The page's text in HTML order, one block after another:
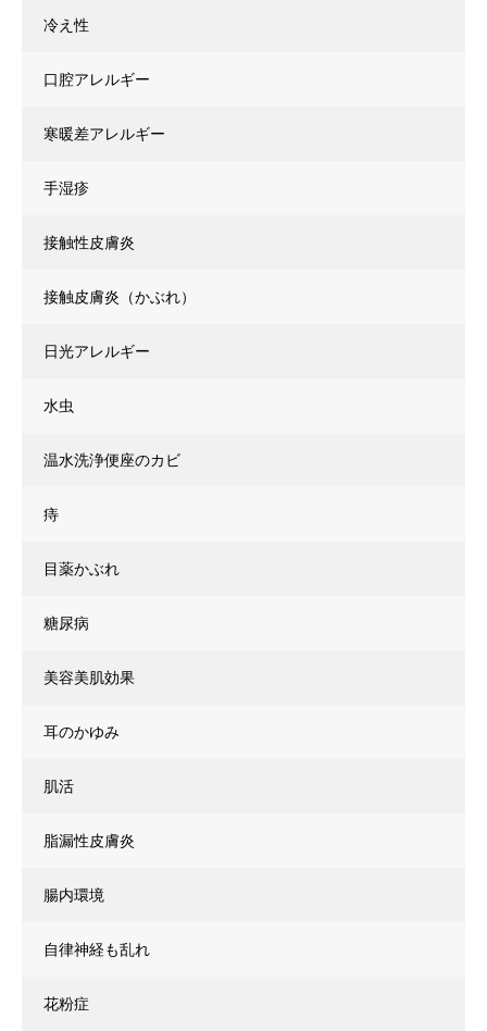
冷え性
口腔アレルギー
寒暖差アレルギー
手湿疹
接触性皮膚炎
接触皮膚炎（かぶれ）
日光アレルギー
水虫
温水洗浄便座のカビ
痔
目薬かぶれ
糖尿病
美容美肌効果
耳のかゆみ
肌活
脂漏性皮膚炎
腸内環境
自律神経も乱れ
花粉症